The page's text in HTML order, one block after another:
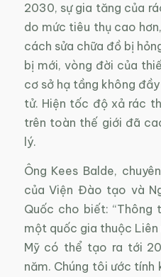
2030, sự gia tăng của
do mức tiêu thụ cao
cách sửa chữa đồ bị
bị mới, vòng đời của
cơ sở hạ tầng không
tử. Hiện tốc độ xả rác
trên toàn thế giới đã
lý.
Ông Kees Balde,
của Viện Đào tạo và
Quốc cho biết: “Thông
một quốc gia thuộc Liên
Mỹ có thể tạo ra tới
năm. Chúng tôi ước